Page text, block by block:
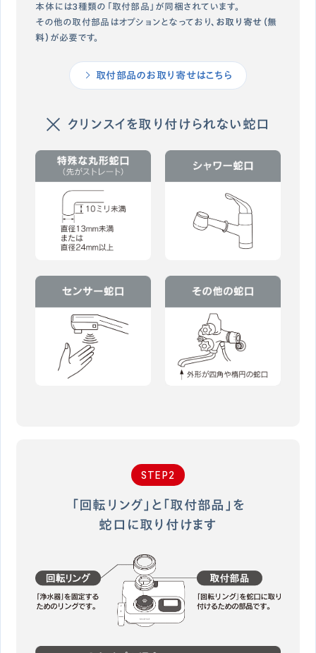
本体には3種類の「取付部品」が同梱されています。
その他の取付部品はオプションとなっており、 お取り寄せ（無
料） が必要です。
取付部品のお取り寄せはこちら
クリンスイを取り付けられない蛇口
STEP2
「回転リング」と「取付部品」を
蛇口に取り付けます